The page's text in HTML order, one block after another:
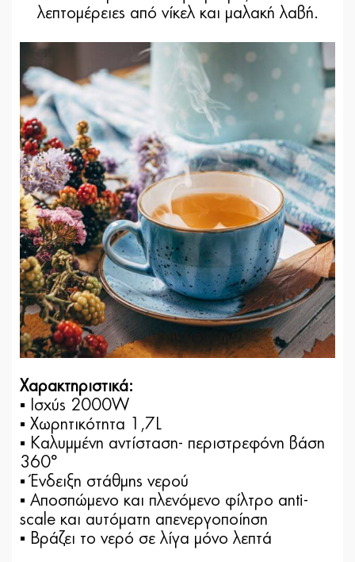
λεπτοµέρειες από νίκελ και µαλακή λαβή.
Χαρακτηριστικά:
▪ Ισχύς 2000W
▪ Χωρητικότητα 1,7L
▪ Καλυµµένη αντίσταση- περιστρεφόνη βάση
360°
▪ Ένδειξη στάθµης νερού
▪ Αποσπώµενο και πλενόµενο φίλτρο anti-
scale και αυτόµατη απενεργοποίηση
▪ Βράζει το νερό σε λίγα µόνο λεπτά